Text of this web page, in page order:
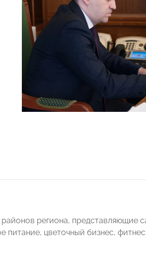
региона, представляющие
цветочный бизнес,